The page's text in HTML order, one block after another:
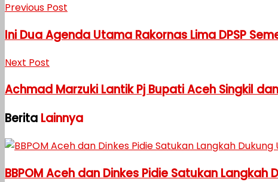
Previous Post
Ini Dua Agenda Utama Rakornas Lima DPSP
Next Post
Achmad Marzuki Lantik Pj Bupati Aceh Singkil
Berita Lainnya
BBPOM Aceh dan Dinkes Pidie Satukan